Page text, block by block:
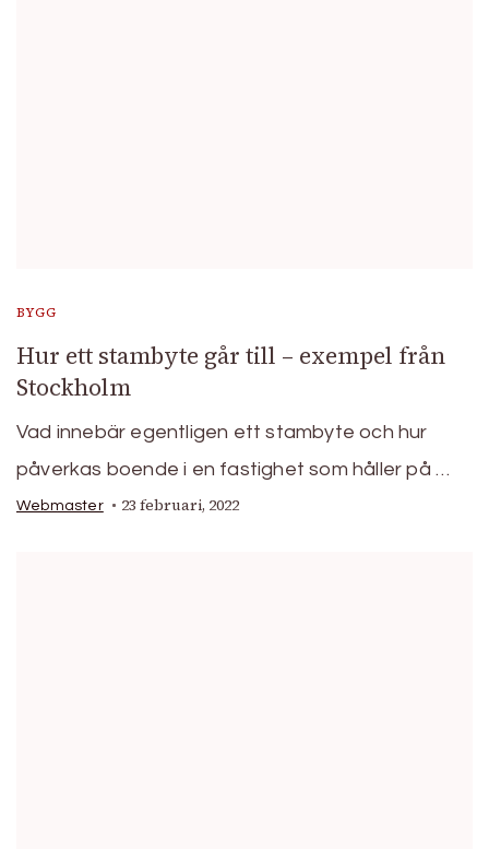
BYGG
Hur ett stambyte går till – exempel från
Stockholm
Vad innebär egentligen ett stambyte och hur
påverkas boende i en fastighet som håller på …
Webmaster 23 februari, 2022